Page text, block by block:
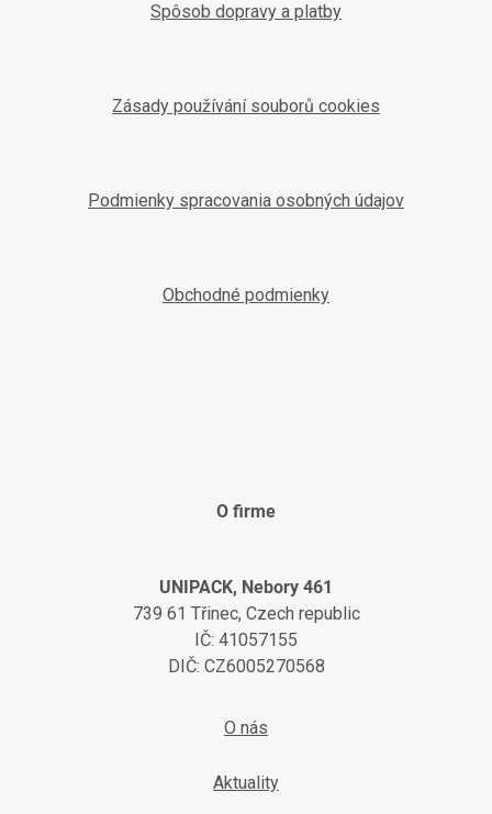
Spôsob dopravy a platby
Zásady používání souborů cookies
Podmienky spracovania osobných údajov
Obchodné podmienky
O firme
UNIPACK, Nebory 461
739 61 Třinec, Czech republic
IČ: 41057155
DIČ: CZ6005270568
O nás
Aktuality